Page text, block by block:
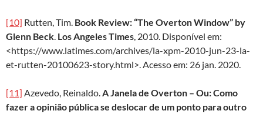
[10] Rutten, Tim. Book Review: “The Overton Window” by
Glenn Beck Los Angeles Times , 2010. Disponível em:
<https://www.latimes.com/archives/la-xpm-2010-jun-23-la-
et-rutten-20100623-story.html>. Acesso em: 26 jan. 2020.
[11] Azevedo, Reinaldo. A Janela de Overton – Ou: Como
fazer a opinião pública se deslocar de um ponto para outro